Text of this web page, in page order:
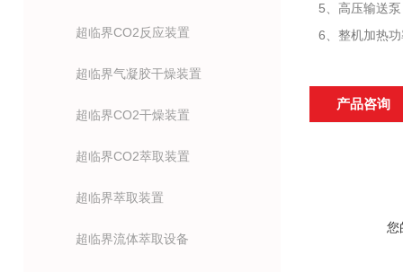
超临界CO2反应装置
超临界气凝胶干燥装置
超临界CO2干燥装置
超临界CO2萃取装置
超临界萃取装置
超临界流体萃取设备
5、高压输送
6、整机加热
产品咨询
您